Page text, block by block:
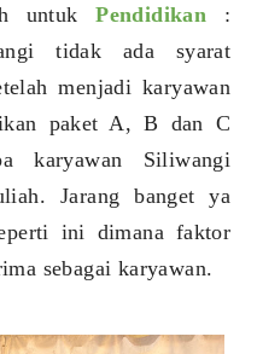
untuk Pendidikan :
tidak ada syarat
menjadi karyawan
paket A, B dan C
karyawan Siliwangi
Jarang banget ya
ini dimana faktor
sebagai karyawan.